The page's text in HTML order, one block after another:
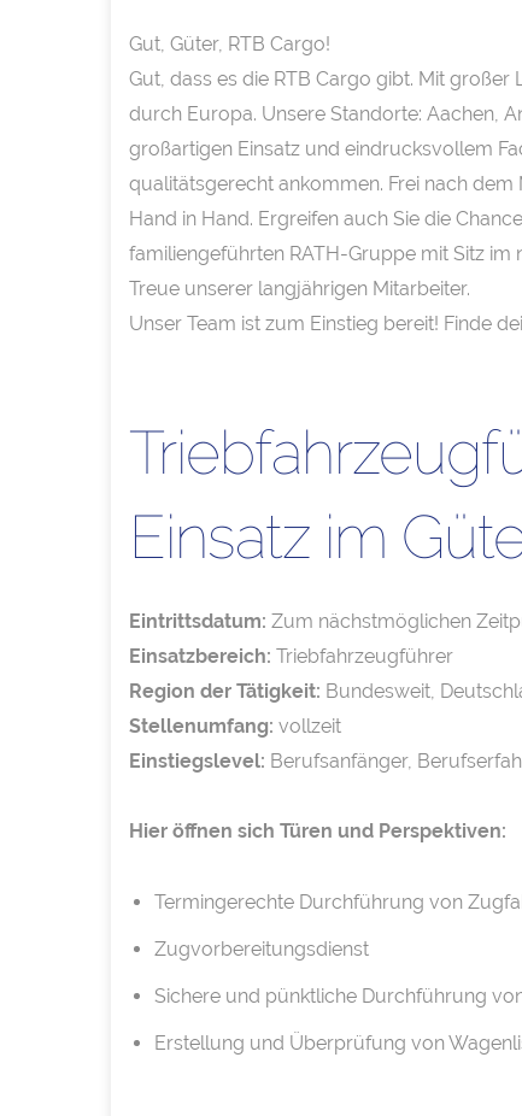
Gut, Güter, RTB Cargo!
Gut, dass es die RTB Cargo gibt. Mit
durch Europa. Unsere Standorte: Aachen,
großartigen Einsatz und eindrucksvollem
qualitätsgerecht ankommen. Frei nach
Hand in Hand. Ergreifen auch Sie die
familiengeführten RATH-Gruppe mit Sitz
Treue unserer langjährigen Mitarbeiter.
Unser Team ist zum Einstieg bereit! Finde
Einsatz im
Eintrittsdatum: Zum nächstmöglichen
Einsatzbereich: Triebfahrzeugführer
Region der Tätigkeit: Bundesweit,
Stellenumfang: vollzeit
Einstiegslevel: Berufsanfänger,
Hier öffnen sich Türen und Perspektiven:
Termingerechte Durchführung von
Zugvorbereitungsdienst
Sichere und pünktliche Durchführung
Erstellung und Überprüfung von